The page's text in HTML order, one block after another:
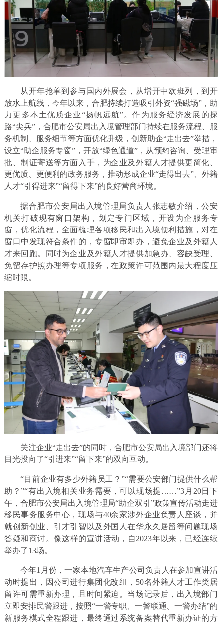
从开年抢单到参与国内外展会，从增开中欧班列，到开
放水上航线，今年以来，合肥持续打造吸引外资“强磁场”，助
力更多本土优质企业“扬帆远航”。作为服务经济发展的探
路“尖兵”，合肥市公安局出入境管理部门持续在服务流程、服
务机制、服务细节等方面优化升级，创新助企“走出去”举措，
设立“助企服务专窗”，开放“绿色通道”，从预约咨询、受理审
批、制证寄送等方面入手，为企业及外籍人才提供更简化、
更优质、更便利的政务服务，推动形成企业“走得出去”、外籍
人才“引得进来”“留得下来”的良好营商环境。
据合肥市公安局出入境管理局负责人张志敏介绍，公安
机关打破现有窗口架构，划定专门区域，开设为企服务专
窗，优化流程，全面梳理各项移民和出入境便利措施，对在
窗口中发现符合条件的，专窗即审即办，避免企业及外籍人
才来回跑。同时为企业及外籍人才提供加急办、容缺受理、
免留存护照办理等专项服务，在政策许可范围内最大程度压
缩时限。
关注企业“走出去”的同时，合肥市公安局出入境部门还将
目光投向了“引进来”“留下来”的双向互动。
“目前企业有多少外籍员工？”“需要公安部门提供什么帮
助？”“有出入境相关业务需要，可以现场提……”3月20日下
午，合肥市公安局出入境管理局“助企双引”政策宣传活动走进
移民事务服务中心，现场与40余家涉外企业负责人座谈，并
就创新创业、引才引智以及外国人在华永久居留等问题现场
答疑和商讨。像这样的宣讲活动，自2023年以来，已经连续
举办了13场。
今年1月份，一家本地汽车生产公司负责人在参加宣讲活
动时提出，因公司进行集团化改组，50名外籍人才工作类居
留许可需重新办理，且时间紧迫。当场记录后，出入境部门
立即安排民警跟进，按照“一警专职、一警联通、一警办结”的
新服务模式全程跟进，最终通过系统备案替代重新办证的方